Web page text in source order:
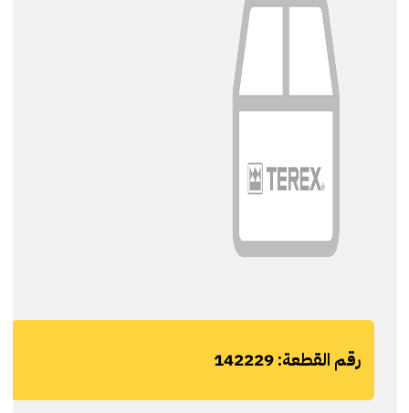
رقم القطعة:142229